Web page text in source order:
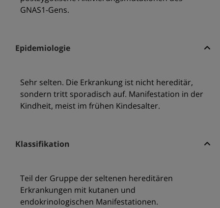
GNAS1-Gens.
Epidemiologie
Sehr selten. Die Erkrankung ist nicht hereditär,
sondern tritt sporadisch auf. Manifestation in der
Kindheit, meist im frühen Kindesalter.
Klassifikation
Teil der Gruppe der seltenen hereditären
Erkrankungen mit kutanen und
endokrinologischen Manifestationen.